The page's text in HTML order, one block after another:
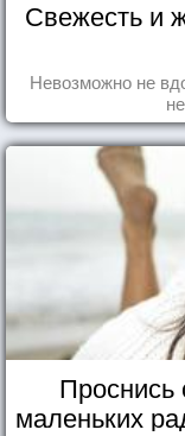
Свежесть и
Невозможно не
Проснись
маленьких